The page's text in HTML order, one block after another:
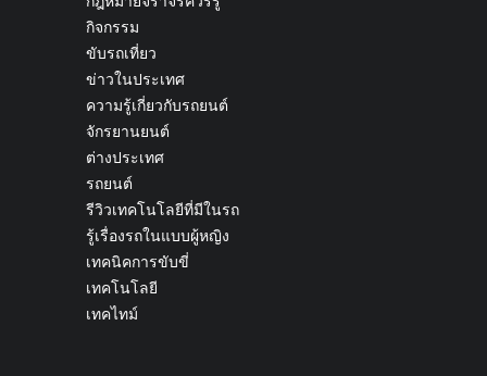
กิจกรรม
ขับรถเที่ยว
ข่าวในประเทศ
ความรู้เกี่ยวกับรถยนต์
จักรยานยนต์
ต่างประเทศ
รถยนต์
รีวิวเทคโนโลยีที่มีในรถ
รู้เรื่องรถในแบบผู้หญิง
เทคนิคการขับขี่
เทคโนโลยี
เทคไทม์